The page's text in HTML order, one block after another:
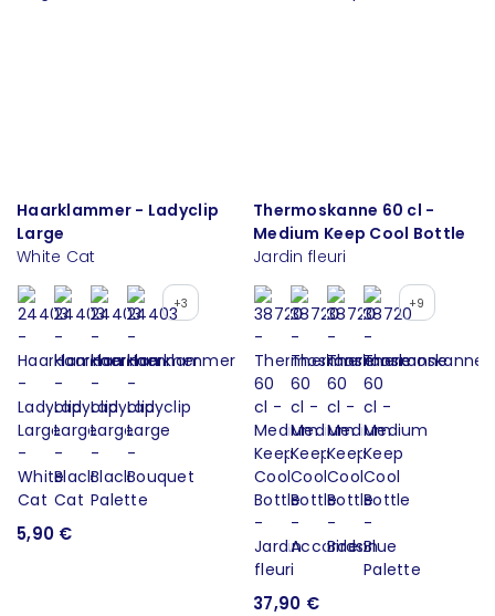
Haarklammer - Ladyclip
Large
White Cat
+3
5,90 €
Thermoskanne 60 cl -
Medium Keep Cool Bottle
Jardin fleuri
+9
37,90 €